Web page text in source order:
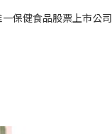
保健食品股票上市公司